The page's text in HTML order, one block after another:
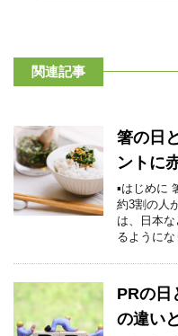
関連記事
箸の日
ントに
▪はじめに
約3割の人
は、日本
るように
PRの日
の違い